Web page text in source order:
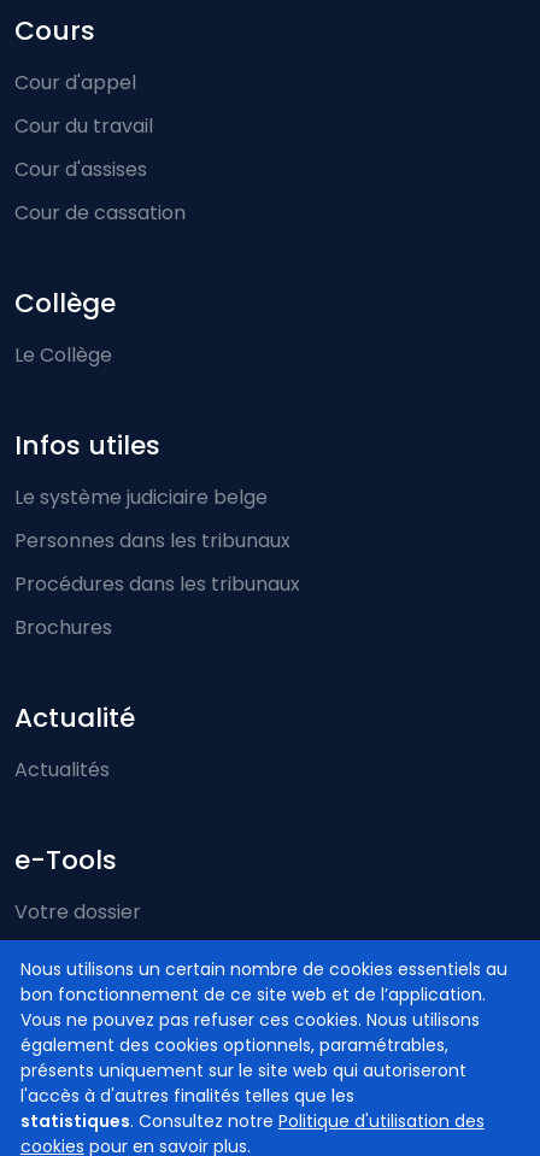
Nous utilisons un certain nombre de cookies essentiels au
bon fonctionnement de ce site web et de l’application.
Vous ne pouvez pas refuser ces cookies. Nous utilisons
également des cookies optionnels, paramétrables,
présents uniquement sur le site web qui autoriseront
l'accès à d'autres finalités telles que les
statistiques. Consultez notre Politique d'utilisation des
cookies pour en savoir plus.
Cours
Cour d'appel
Cour du travail
Cour d'assises
Cour de cassation
Collège
Le Collège
Infos utiles
Le système judiciaire belge
Personnes dans les tribunaux
Procédures dans les tribunaux
Brochures
Actualité
Actualités
e-Tools
Votre dossier
Just-on-web
e-Deposit
Compétence territoriale